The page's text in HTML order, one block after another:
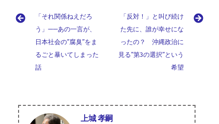
o
k
a
d
s
l
ky es
t
n
gr
a
m
g
g
er
to
d
o
n
「それ関係ねえだろ
う」——あの一言が、
日本社会の”腐臭”をま
るごと暴いてしまった
話
「反対！」と叫び続け
た先に、誰が幸せにな
ったの？ 沖縄政治に
見る”第3の選択”という
希望
上城 孝嗣